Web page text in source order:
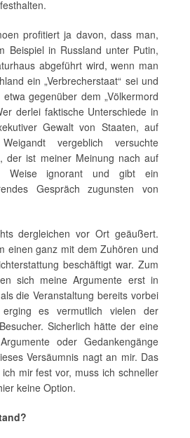
profitiert ja davon, dass man,
Beispiel in Russland unter Putin,
abgeführt wird, wenn man
ein „Verbrecherstaat“ sei und
gegenüber dem „Völkermord
derlei faktische Unterschiede in
Gewalt von Staaten, auf
vergeblich versuchte
der ist meiner Meinung nach auf
Weise ignorant und gibt ein
Gespräch zugunsten von
dergleichen vor Ort geäußert.
einen ganz mit dem Zuhören und
beschäftigt war. Zum
sich meine Argumente erst in
die Veranstaltung bereits vorbei
es vermutlich vielen der
Sicherlich hätte der eine
oder Gedankengänge
Versäumnis nagt an mir. Das
mir fest vor, muss ich schneller
keine Option.